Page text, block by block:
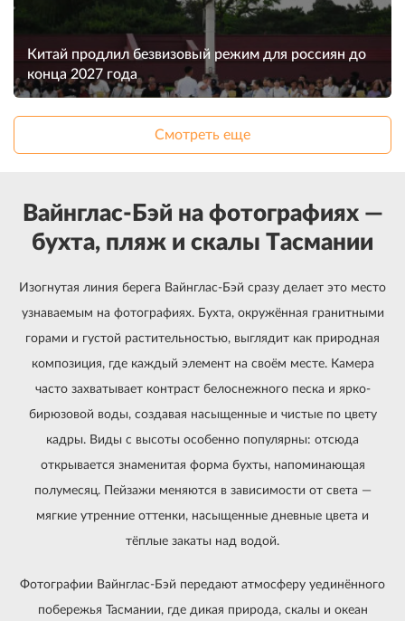
Китай продлил безвизовый режим для россиян до
конца 2027 года
Смотреть еще
Вайнглас-Бэй на фотографиях —
бухта, пляж и скалы Тасмании
Изогнутая линия берега Вайнглас-Бэй сразу делает это место
узнаваемым на фотографиях. Бухта, окружённая гранитными
горами и густой растительностью, выглядит как природная
композиция, где каждый элемент на своём месте. Камера
часто захватывает контраст белоснежного песка и ярко-
бирюзовой воды, создавая насыщенные и чистые по цвету
кадры. Виды с высоты особенно популярны: отсюда
открывается знаменитая форма бухты, напоминающая
полумесяц. Пейзажи меняются в зависимости от света —
мягкие утренние оттенки, насыщенные дневные цвета и
тёплые закаты над водой.
Фотографии Вайнглас-Бэй передают атмосферу уединённого
побережья Тасмании, где дикая природа, скалы и океан